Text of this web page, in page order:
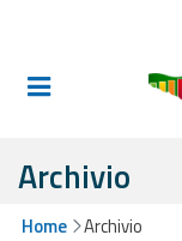
Informati e
Allerte E
Archivio
Home Archivio